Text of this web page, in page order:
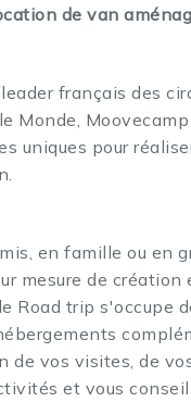
de van
français des
Monde, Moovecamp
uniques pour
en famille ou en
mesure de création
Road trip s'occupe
de vos visites, de
et vous